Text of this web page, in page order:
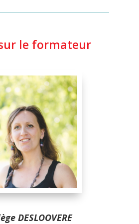
le formateur
DESLOOVERE